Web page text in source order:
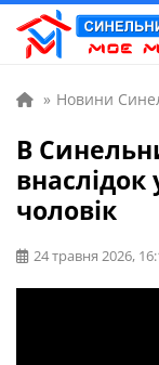
» Новини
В
чоловік
24 травня 2026,